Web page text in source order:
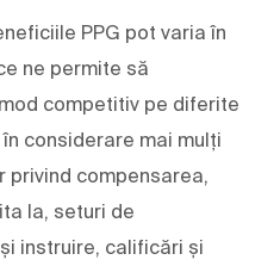
PPG pot varia în
ne permite să
competitiv pe diferite
considerare mai mulți
privind compensarea,
la, seturi de
instruire, calificări și